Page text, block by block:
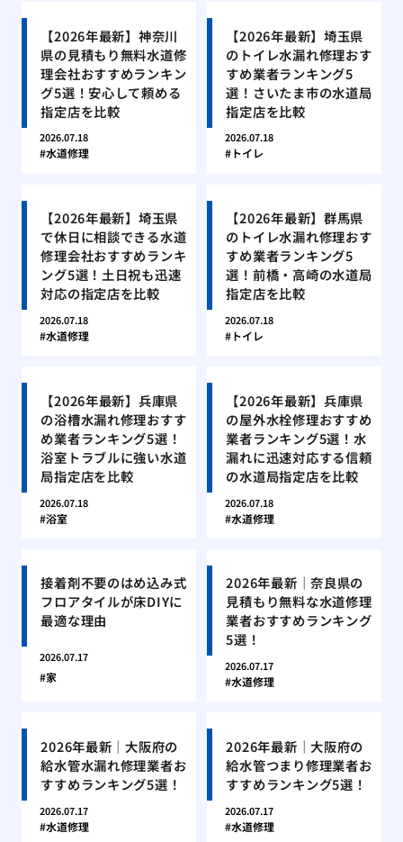
【2026年最新】神奈川
県の見積もり無料水道修
理会社おすすめランキン
グ5選！安心して頼める
指定店を比較
2026.07.18
水道修理
【2026年最新】埼玉県
のトイレ水漏れ修理おす
すめ業者ランキング5
選！さいたま市の水道局
指定店を比較
2026.07.18
トイレ
【2026年最新】埼玉県
で休日に相談できる水道
修理会社おすすめランキ
ング5選！土日祝も迅速
対応の指定店を比較
2026.07.18
水道修理
【2026年最新】群馬県
のトイレ水漏れ修理おす
すめ業者ランキング5
選！前橋・高崎の水道局
指定店を比較
2026.07.18
トイレ
【2026年最新】兵庫県
の浴槽水漏れ修理おすす
め業者ランキング5選！
浴室トラブルに強い水道
局指定店を比較
2026.07.18
浴室
【2026年最新】兵庫県
の屋外水栓修理おすすめ
業者ランキング5選！水
漏れに迅速対応する信頼
の水道局指定店を比較
2026.07.18
水道修理
接着剤不要のはめ込み式
フロアタイルが床DIYに
最適な理由
2026.07.17
家
2026年最新｜奈良県の
見積もり無料な水道修理
業者おすすめランキング
5選！
2026.07.17
水道修理
2026年最新｜大阪府の
給水管水漏れ修理業者お
すすめランキング5選！
2026.07.17
水道修理
2026年最新｜大阪府の
給水管つまり修理業者お
すすめランキング5選！
2026.07.17
水道修理